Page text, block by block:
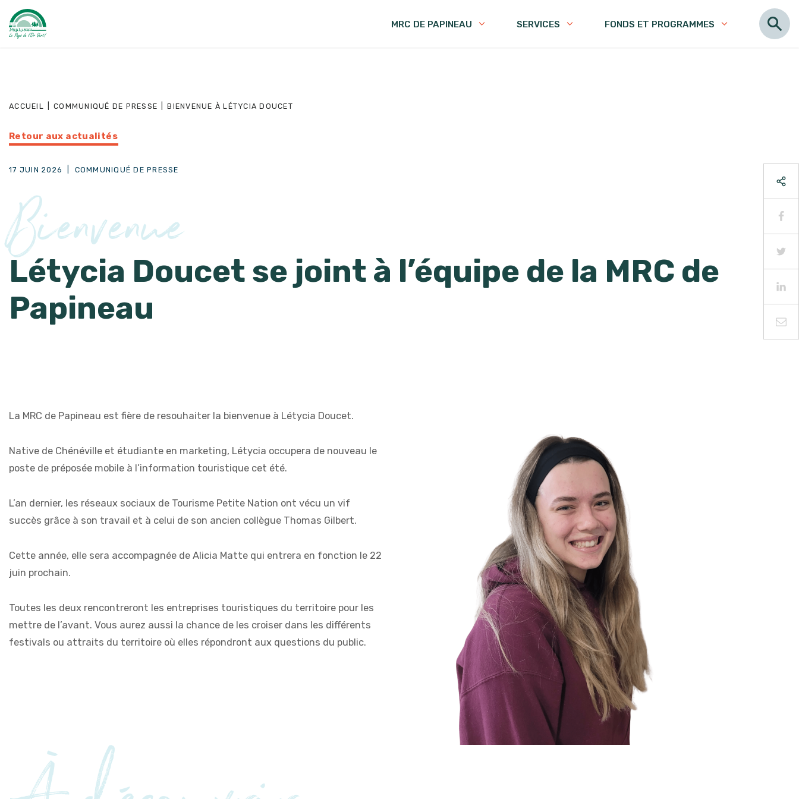
MRC DE PAPINEAU SERVICES FONDS ET PROGRAMMES
ACCUEIL COMMUNIQUÉ DE PRESSE BIENVENUE À LÉTYCIA DOUCET
Retour aux actualités
17 JUIN 2026 COMMUNIQUÉ DE PRESSE
Bienvenue
Létycia Doucet se joint à l’équipe de la MRC de
Papineau
La MRC de Papineau est fière de resouhaiter la bienvenue à Létycia Doucet.
Native de Chénéville et étudiante en marketing, Létycia occupera de nouveau le
poste de préposée mobile à l’information touristique cet été.
L’an dernier, les réseaux sociaux de Tourisme Petite Nation ont vécu un vif
succès grâce à son travail et à celui de son ancien collègue Thomas Gilbert.
Cette année, elle sera accompagnée de Alicia Matte qui entrera en fonction le 22
juin prochain.
Toutes les deux rencontreront les entreprises touristiques du territoire pour les
mettre de l’avant. Vous aurez aussi la chance de les croiser dans les différents
festivals ou attraits du territoire où elles répondront aux questions du public.